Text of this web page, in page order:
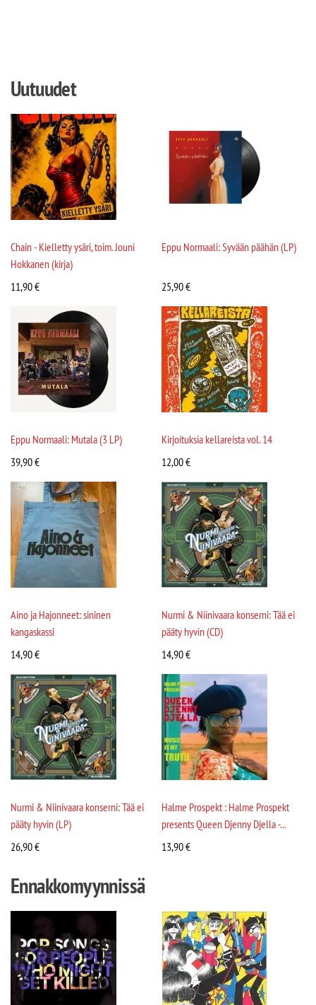
Uutuudet
Chain - Kielletty ysäri, toim. Jouni
Hokkanen (kirja)
11,90€
Eppu Normaali: Syvään päähän (LP)
25,90€
Eppu Normaali: Mutala (3 LP)
39,90€
Kirjoituksia kellareista vol. 14
12,00€
Aino ja Hajonneet: sininen
kangaskassi
14,90€
Nurmi & Niinivaara konserni: Tää ei
pääty hyvin (CD)
14,90€
Nurmi & Niinivaara konserni: Tää ei
pääty hyvin (LP)
26,90€
Halme Prospekt : Halme Prospekt
presents Queen Djenny Djella -...
13,90€
Ennakkomyynnissä